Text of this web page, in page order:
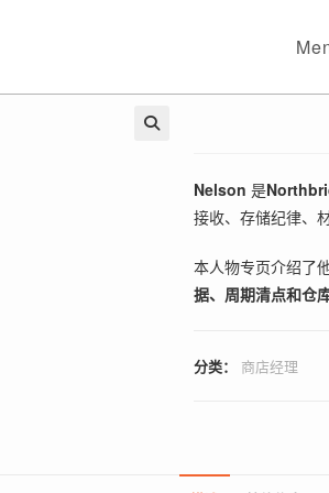
Nelson 是
接收、存储纪律、
本人物专页介绍了
据、周期清点和仓
分类： 商店经理